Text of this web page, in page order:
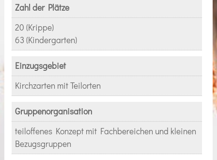
Zahl der Plätze
20 (Krippe)
63 (Kindergarten)
Einzugsgebiet
Kirchzarten mit Teilorten
Gruppenorganisation
teiloffenes Konzept mit Fachbereichen und kleinen
Bezugsgruppen